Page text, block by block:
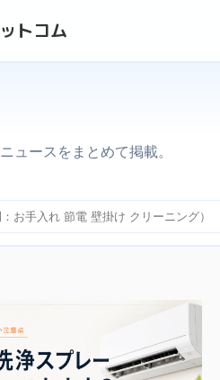
トコム
ュースをまとめて掲載。